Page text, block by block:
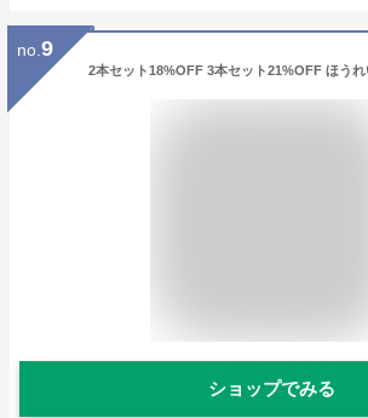
no. 9
ショップでみる